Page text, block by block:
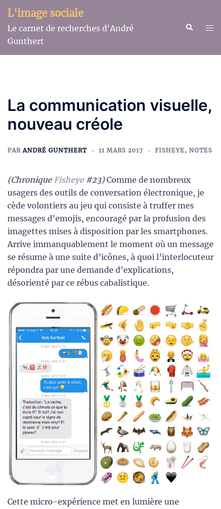
Aller
au
contenu
L'image sociale
Le carnet de recherches d'André
Gunthert
La communication visuelle,
nouveau créole
PARANDRÉ GUNTHERT 11 MARS 2017 FISHEYE, NOTES
(Chronique Fisheye#23)Comme de nombreux
usagers des outils de conversation électronique, je
cède volontiers au jeu qui consiste à truffer mes
messages d’emojis, encouragé par la profusion des
imagettes mises à disposition par les smartphones.
Arrive immanquablement le moment où un message
se résume à une suite d’icônes, à quoi l’interlocuteur
répondra par une demande d’explications,
désorienté par ce rébus cabalistique.
Cette micro-expérience met en lumière une